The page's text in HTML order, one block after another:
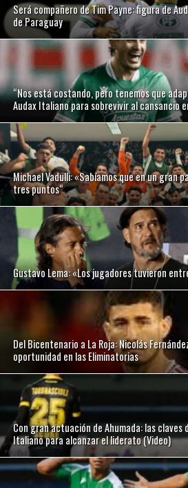
Será compañero de Tim Payne: figura de
de Paraguay
“Nos está costando, pero tenemos que
Audax Italiano para sobrevivir al cansancio
Michael Vadulli: «Sabíamos que en un gran
tres puntos“
Gustavo Lema: «Los jugadores tuvieron
Del Bicentenario a La Roja: Nicolás
oportunidad en las Eliminatorias
Con gran actuación de Ahumada: las claves
Italiano para alcanzar el liderato (Video)